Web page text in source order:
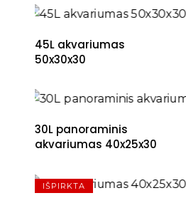
45L akvariumas
50x30x30
30L panoraminis
akvariumas 40x25x30
IŠPIRKTA